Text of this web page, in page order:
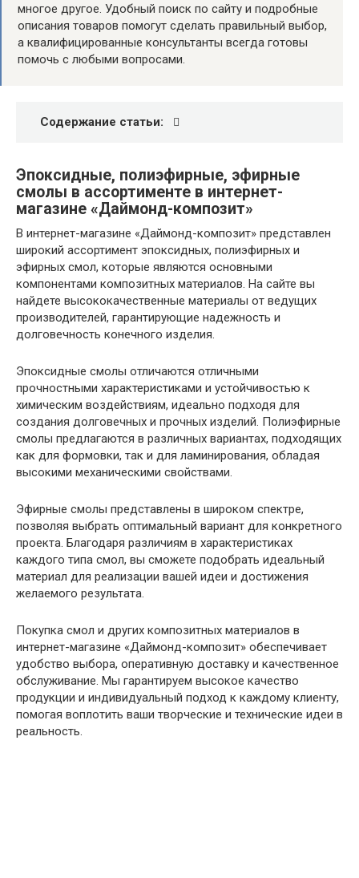
многое другое. Удобный поиск по сайту и подробные
описания товаров помогут сделать правильный выбор,
а квалифицированные консультанты всегда готовы
помочь с любыми вопросами.
Содержание статьи:
Эпоксидные, полиэфирные, эфирные
смолы в ассортименте в интернет-
магазине «Даймонд-композит»
В интернет-магазине «Даймонд-композит» представлен
широкий ассортимент эпоксидных, полиэфирных и
эфирных смол, которые являются основными
компонентами композитных материалов. На сайте вы
найдете высококачественные материалы от ведущих
производителей, гарантирующие надежность и
долговечность конечного изделия.
Эпоксидные смолы отличаются отличными
прочностными характеристиками и устойчивостью к
химическим воздействиям, идеально подходя для
создания долговечных и прочных изделий. Полиэфирные
смолы предлагаются в различных вариантах, подходящих
как для формовки, так и для ламинирования, обладая
высокими механическими свойствами.
Эфирные смолы представлены в широком спектре,
позволяя выбрать оптимальный вариант для конкретного
проекта. Благодаря различиям в характеристиках
каждого типа смол, вы сможете подобрать идеальный
материал для реализации вашей идеи и достижения
желаемого результата.
Покупка смол и других композитных материалов в
интернет-магазине «Даймонд-композит» обеспечивает
удобство выбора, оперативную доставку и качественное
обслуживание. Мы гарантируем высокое качество
продукции и индивидуальный подход к каждому клиенту,
помогая воплотить ваши творческие и технические идеи в
реальность.